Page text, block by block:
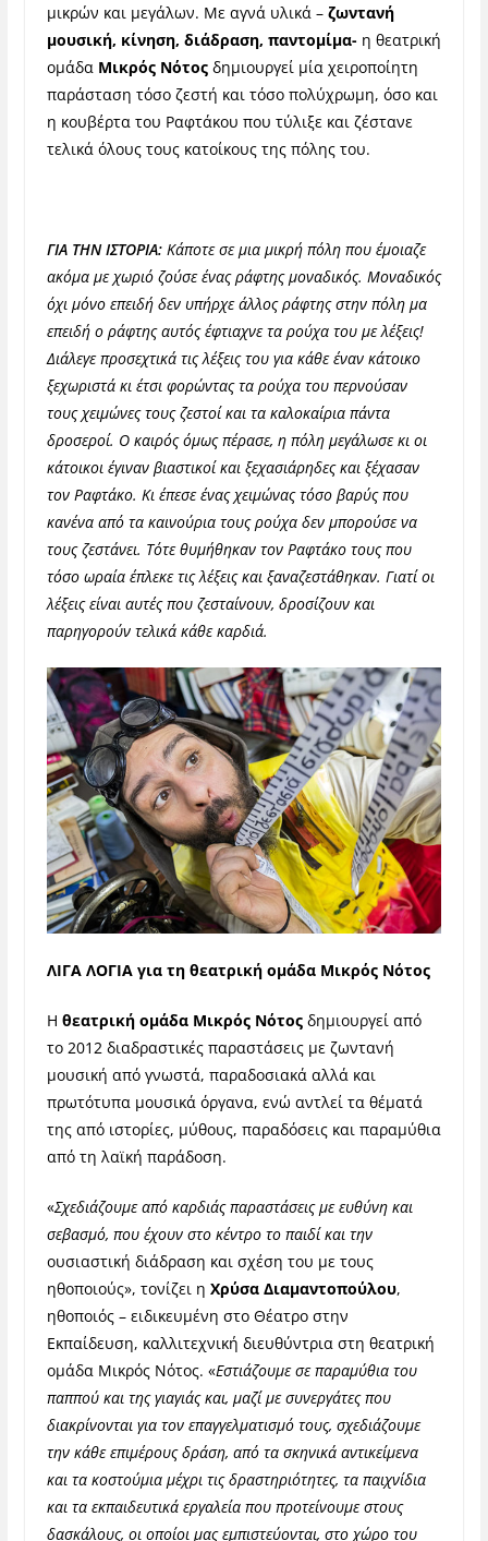
μικρών και μεγάλων. Με αγνά υλικά – ζωντανή
μουσική, κίνηση, διάδραση, παντομίμα- η θεατρική
ομάδα Μικρός Νότος δημιουργεί μία χειροποίητη
παράσταση τόσο ζεστή και τόσο πολύχρωμη, όσο και
η κουβέρτα του Ραφτάκου που τύλιξε και ζέστανε
τελικά όλους τους κατοίκους της πόλης του.
ΓΙΑ ΤΗΝ ΙΣΤΟΡΙΑ:Κάποτε σε μια μικρή πόλη που έμοιαζε
ακόμα με χωριό ζούσε ένας ράφτης μοναδικός. Μοναδικός
όχι μόνο επειδή δεν υπήρχε άλλος ράφτης στην πόλη μα
επειδή ο ράφτης αυτός έφτιαχνε τα ρούχα του με λέξεις!
Διάλεγε προσεχτικά τις λέξεις του για κάθε έναν κάτοικο
ξεχωριστά κι έτσι φορώντας τα ρούχα του περνούσαν
τους χειμώνες τους ζεστοί και τα καλοκαίρια πάντα
δροσεροί. Ο καιρός όμως πέρασε, η πόλη μεγάλωσε κι οι
κάτοικοι έγιναν βιαστικοί και ξεχασιάρηδες και ξέχασαν
τον Ραφτάκο. Κι έπεσε ένας χειμώνας τόσο βαρύς που
κανένα από τα καινούρια τους ρούχα δεν μπορούσε να
τους ζεστάνει. Τότε θυμήθηκαν τον Ραφτάκο τους που
τόσο ωραία έπλεκε τις λέξεις και ξαναζεστάθηκαν. Γιατί οι
λέξεις είναι αυτές που ζεσταίνουν, δροσίζουν και
παρηγορούν τελικά κάθε καρδιά.
ΛΙΓΑ ΛΟΓΙΑ για τη θεατρική ομάδα Μικρός Νότος
Η θεατρική ομάδα Μικρός Νότοςδημιουργεί από
το 2012 διαδραστικές παραστάσεις με ζωντανή
μουσική από γνωστά, παραδοσιακά αλλά και
πρωτότυπα μουσικά όργανα, ενώ αντλεί τα θέματά
της από ιστορίες, μύθους, παραδόσεις και παραμύθια
από τη λαϊκή παράδοση.
«Σχεδιάζουμε από καρδιάς παραστάσεις με ευθύνη και
σεβασμό, που έχουν στο κέντρο το παιδί και την
ουσιαστική διάδραση και σχέση του με τους
ηθοποιούς», τονίζει η Χρύσα Διαμαντοπούλου,
ηθοποιός – ειδικευμένη στο Θέατρο στην
Εκπαίδευση, καλλιτεχνική διευθύντρια στη θεατρική
ομάδα Μικρός Νότος. «Εστιάζουμε σε παραμύθια του
παππού και της γιαγιάς και, μαζί με συνεργάτες που
διακρίνονται για τον επαγγελματισμό τους, σχεδιάζουμε
την κάθε επιμέρους δράση, από τα σκηνικά αντικείμενα
και τα κοστούμια μέχρι τις δραστηριότητες, τα παιχνίδια
και τα εκπαιδευτικά εργαλεία που προτείνουμε στους
δασκάλους, οι οποίοι μας εμπιστεύονται, στο χώρο του